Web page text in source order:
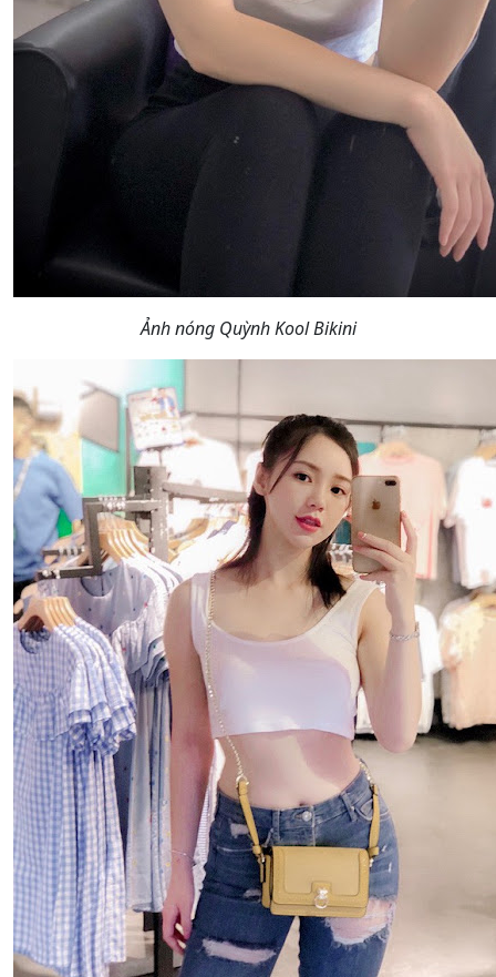
Ảnh nóng Quỳnh Kool Bikini